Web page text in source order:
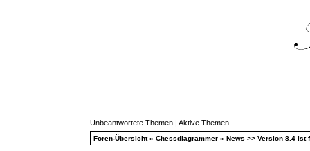
Unbeantwortete Themen | Aktive Themen
Foren-Übersicht» Chessdiagrammer » News >> Version 8.4 ist